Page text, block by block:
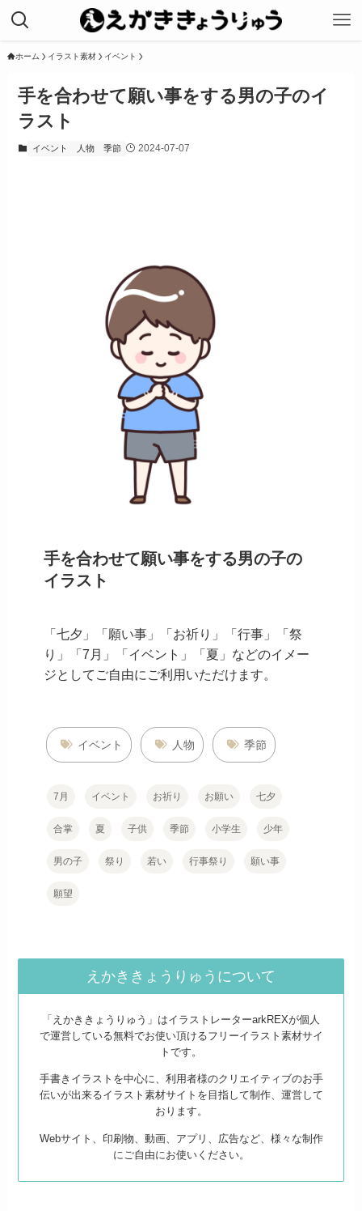
ホーム イラスト素材 イベント
手を合わせて願い事をする男の子のイ
ラスト
イベント 人物 季節 2024-07-07
手を合わせて願い事をする男の子の
イラスト
「七夕」「願い事」「お祈り」「行事」「祭
り」「7月」「イベント」「夏」などのイメー
ジとしてご自由にご利用いただけます。
イベント 人物 季節
7月 イベント お祈り お願い 七夕
合掌 夏 子供 季節 小学生 少年
男の子 祭り 若い 行事祭り 願い事
願望
えかききょうりゅうについて
「えかききょうりゅう」はイラストレーターarkREXが個人
で運営している無料でお使い頂けるフリーイラスト素材サイ
トです。
手書きイラストを中心に、利用者様のクリエイティブのお手
伝いが出来るイラスト素材サイトを目指して制作、運営して
おります。
Webサイト、印刷物、動画、アプリ、広告など、様々な制作
にご自由にお使いください。